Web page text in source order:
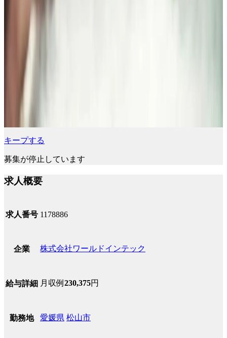
キープする
募集が停止しています
求人概要
求人番号 1178886
企業 株式会社ワールドインテック
給与詳細 月収例 230,375円
勤務地 愛媛県 松山市